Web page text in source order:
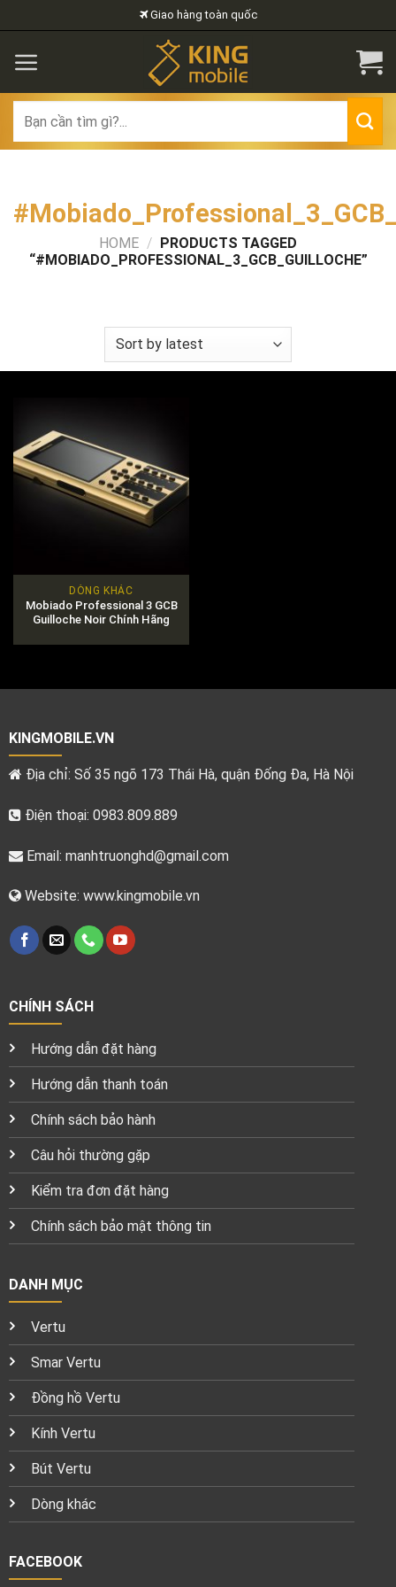
to
content
Giao hàng toàn quốc
for:
HOME / PRODUCTS TAGGED
“#MOBIADO_PROFESSIONAL_3_GCB_GUILLOCHE”
DÒNG KHÁC
Mobiado Professional 3 GCB
Guilloche Noir Chính Hãng
KINGMOBILE.VN
Địa chỉ: Số 35 ngõ 173 Thái Hà, quận Đống Đa, Hà Nội
Điện thoại: 0983.809.889
Email: manhtruonghd@gmail.com
Website: www.kingmobile.vn
CHÍNH SÁCH
Hướng dẫn đặt hàng
Hướng dẫn thanh toán
Chính sách bảo hành
Câu hỏi thường gặp
Kiểm tra đơn đặt hàng
Chính sách bảo mật thông tin
DANH MỤC
Vertu
Smar Vertu
Đồng hồ Vertu
Kính Vertu
Bút Vertu
Dòng khác
FACEBOOK